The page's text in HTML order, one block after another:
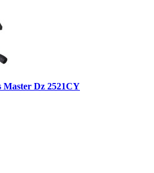
Dz 2521CY